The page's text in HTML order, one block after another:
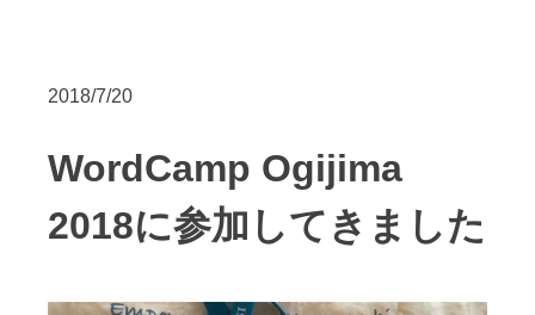
2018/7/20
WordCamp Ogijima
2018に参加してきました